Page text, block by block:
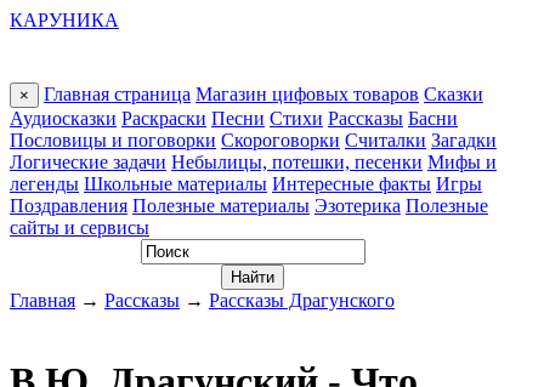
КАРУНИКА
× Главная страница Магазин цифовых товаров Сказки
Аудиосказки Раскраски Песни Стихи Рассказы Басни
Пословицы и поговорки Скороговорки Считалки Загадки
Логические задачи Небылицы, потешки, песенки Мифы и
легенды Школьные материалы Интересные факты Игры
Поздравления Полезные материалы Эзотерика Полезные
сайты и сервисы
Главная → Рассказы → Рассказы Драгунского